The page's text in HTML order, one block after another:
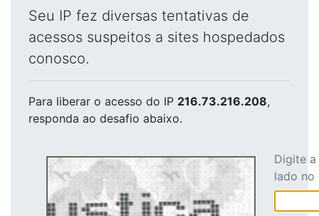
Seu IP fez diversas tentativas de
acessos suspeitos a sites hospedados
conosco.
Para liberar o acesso do IP 216.73.216.208,
responda ao desafio abaixo.
Digite
lado no